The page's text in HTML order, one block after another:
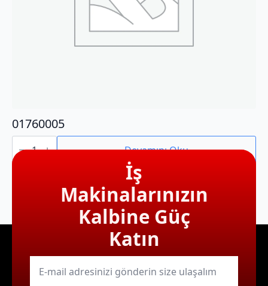
01760005
01760005
adet Devamını Oku
İş
Makinalarınızın
Kalbine Güç
Katın
E-
mail